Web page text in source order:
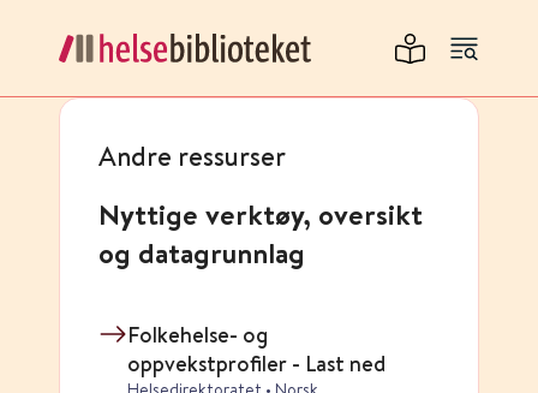
Andre ressurser
Nyttige verktøy, oversikt
og datagrunnlag
Folkehelse- og
oppvekstprofiler - Last ned